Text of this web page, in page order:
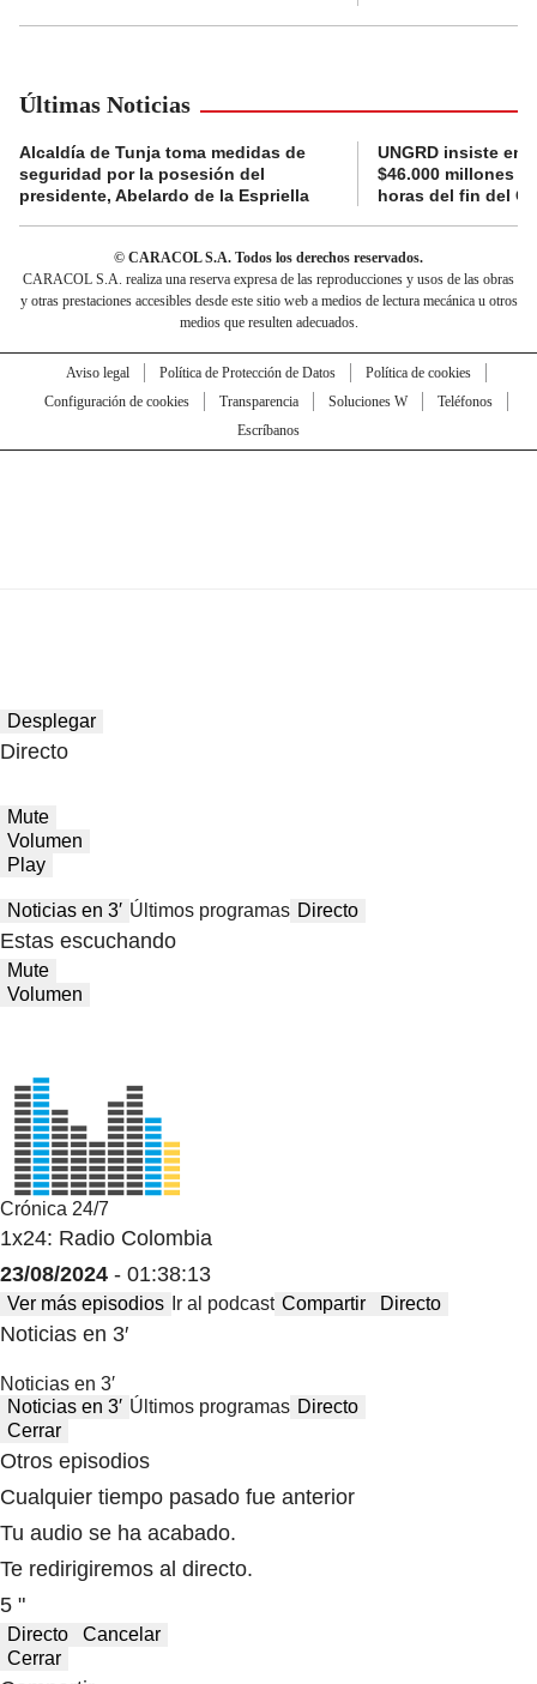
Últimas Noticias
Alcaldía de Tunja toma medidas de
seguridad por la posesión del
presidente, Abelardo de la Espriella
UNGRD insiste en
$46.000 millones
horas del fin del
© CARACOL S.A. Todos los derechos reservados.
CARACOL S.A. realiza una reserva expresa de las reproducciones y usos de las obras
y otras prestaciones accesibles desde este sitio web a medios de lectura mecánica u otros
medios que resulten adecuados.
Aviso legal Política de Protección de Datos
Política de cookies
Configuración de cookies
Transparencia Soluciones W
Teléfonos
Escríbanos
Desplegar
Directo
Mute
Volumen
Play
Noticias en 3′ Últimos programas Directo
Estas escuchando
Mute
Volumen
Crónica 24/7
1x24: Radio Colombia
23/08/2024 - 01:38:13
Ver más episodios Ir al podcast Compartir Directo
Noticias en 3′
Noticias en 3′
Noticias en 3′ Últimos programas Directo
Cerrar
Otros episodios
Cualquier tiempo pasado fue anterior
Tu audio se ha acabado.
Te redirigiremos al directo.
5 "
Directo
Cancelar
Cerrar